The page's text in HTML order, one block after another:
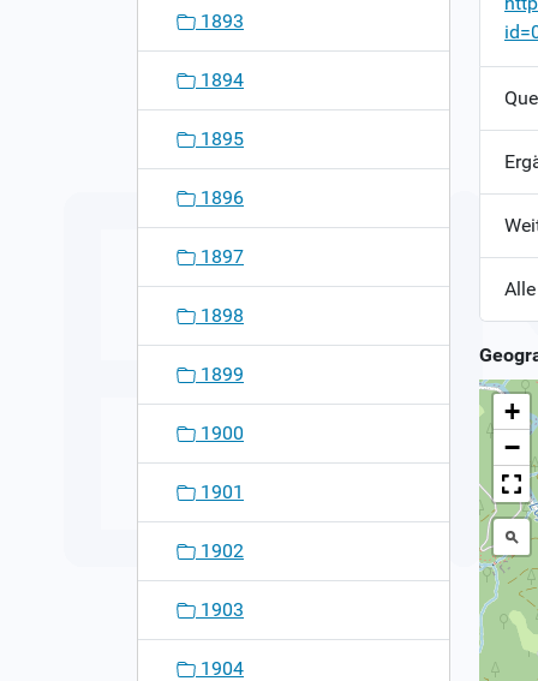
+
−
1893
1894
1895
1896
1897
1898
1899
1900
1901
1902
1903
1904